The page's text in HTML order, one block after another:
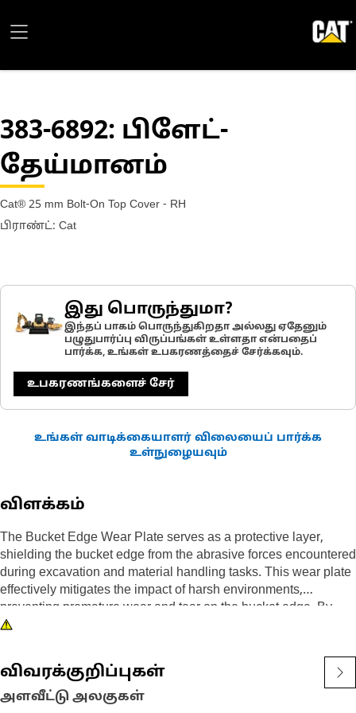
383-6892: பிளேட்-
தேய்மானம்
Cat® 25 mm Bolt-On Top Cover - RH
பிராண்ட்: Cat
இது பொருந்துமா?
இந்தப் பாகம் பொருந்துகிறதா அல்லது ஏதேனும்
பழுதுபார்ப்பு விருப்பங்கள் உள்ளதா என்பதைப்
பார்க்க, உங்கள் உபகரணத்தைச் சேர்க்கவும்.
உபகரணங்களைச் சேர்
உங்கள் வாடிக்கையாளர் விலையைப் பார்க்க
உள்நுழையவும்
விளக்கம்
The Bucket Edge Wear Plate serves as a protective layer,
shielding the bucket edge from the abrasive forces encountered
during excavation and material handling tasks. This wear plate
effectively mitigates the impact of harsh environments,
preventing premature wear and tear on the bucket edge. By
acting as a barrier, it minimizes the need for frequent bucket
reliable performance in challenging conditions.
Attributes:
விவரக்குறிப்புகள்
அளவீட்டு அலகுகள்